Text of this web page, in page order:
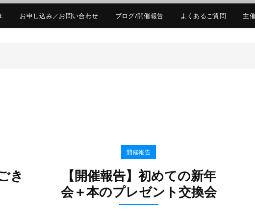
お申し込み／お問い合わせ ブログ/開催報告 よくあるご質問 主
き
開催報告
【開催報告】初めての新年
会＋本のプレゼント交換会